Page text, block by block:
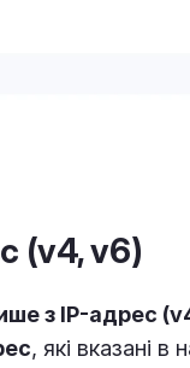
(v4, v6)
з IP-адрес
, які вказані в